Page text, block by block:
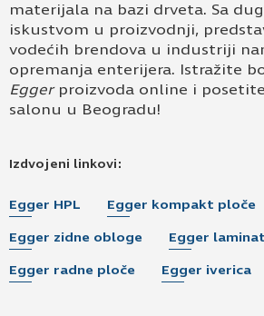
materijala na bazi drveta. Sa
iskustvom u proizvodnji,
vodećih brendova u industriji
opremanja enterijera. Istražite
Egger proizvoda online i
salonu u Beogradu!
Izdvojeni linkovi:
Egger HPL Egger kompakt ploče
Egger zidne obloge Egger
Egger radne ploče Egger iverica